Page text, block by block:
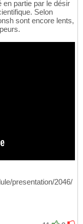
en partie par le désir
Selon
sont encore lents,
presentation/2046/